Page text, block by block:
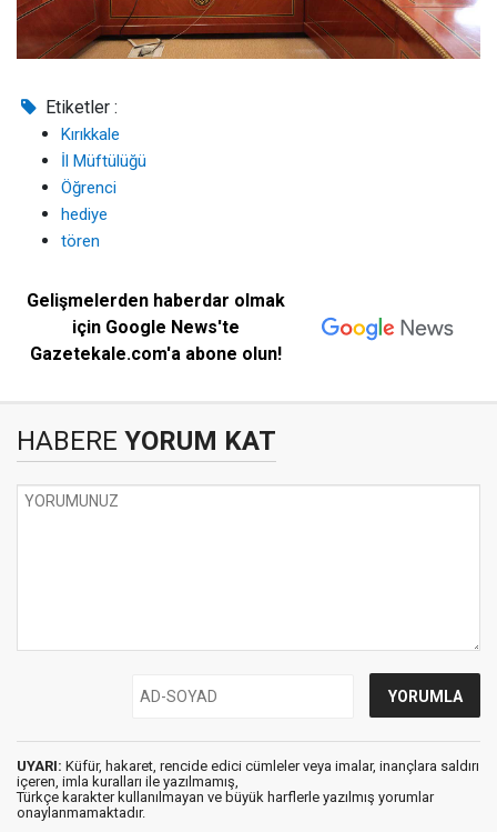
Etiketler :
Kırıkkale
İl Müftülüğü
Öğrenci
hediye
tören
Gelişmelerden haberdar olmak
için Google News'te
Gazetekale.com'a abone olun!
HABERE YORUM KAT
UYARI: Küfür, hakaret, rencide edici cümleler veya imalar, inançlara saldırı
içeren, imla kuralları ile yazılmamış,
Türkçe karakter kullanılmayan ve büyük harflerle yazılmış yorumlar
onaylanmamaktadır.